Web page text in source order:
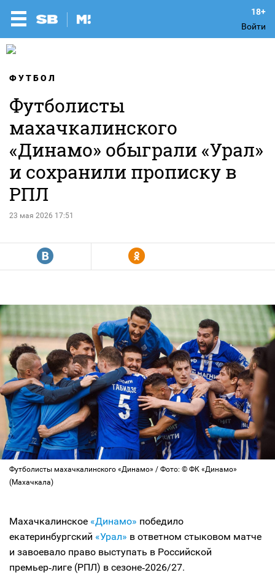
Войти
ФУТБОЛ
Футболисты
махачкалинского
«Динамо» обыграли «Урал»
и сохранили прописку в
РПЛ
23 мая 2026 17:51
R Y
Футболисты махачкалинского «Динамо» / Фото: © ФК «Динамо»
(Махачкала)
Махачкалинское «Динамо» победило
екатеринбургский «Урал» в ответном стыковом матче
и завоевало право выступать в Российской
премьер‑лиге (РПЛ) в сезоне‑2026/27.